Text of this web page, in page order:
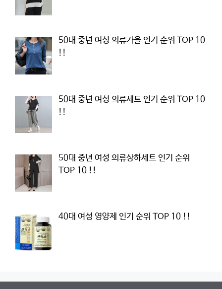
50대 중년 여성 의류가을 인기 순위 TOP 10
!!
50대 중년 여성 의류세트 인기 순위 TOP 10
!!
50대 중년 여성 의류상하세트 인기 순위
TOP 10 !!
40대 여성 영양제 인기 순위 TOP 10 !!